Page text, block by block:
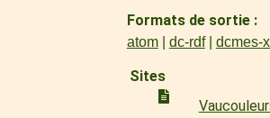
Formats de sortie
atom dc-rdf dcmes-
Sites